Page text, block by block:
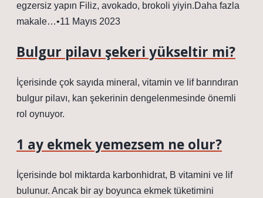
egzersiz yapın Filiz, avokado, brokoli yiyin.Daha fazla
makale…•11 Mayıs 2023
Bulgur pilavı şekeri yükseltir mi?
İçerisinde çok sayıda mineral, vitamin ve lif barındıran
bulgur pilavı, kan şekerinin dengelenmesinde önemli
rol oynuyor.
1 ay ekmek yemezsem ne olur?
İçerisinde bol miktarda karbonhidrat, B vitamini ve lif
bulunur. Ancak bir ay boyunca ekmek tüketimini